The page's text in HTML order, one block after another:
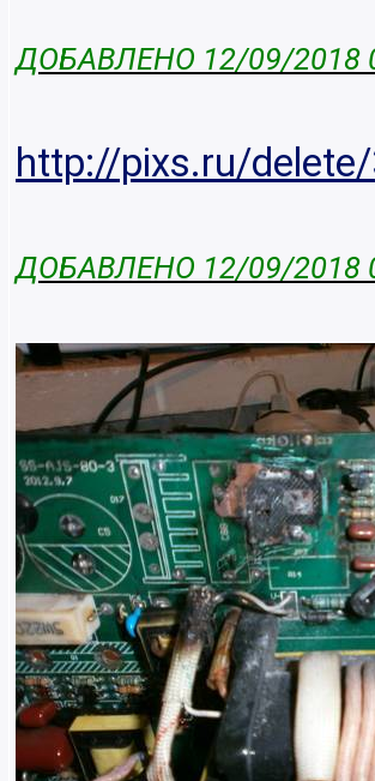
ДОБАВЛЕНО 12/09/2018
http://pixs.ru/
ДОБАВЛЕНО 12/09/2018